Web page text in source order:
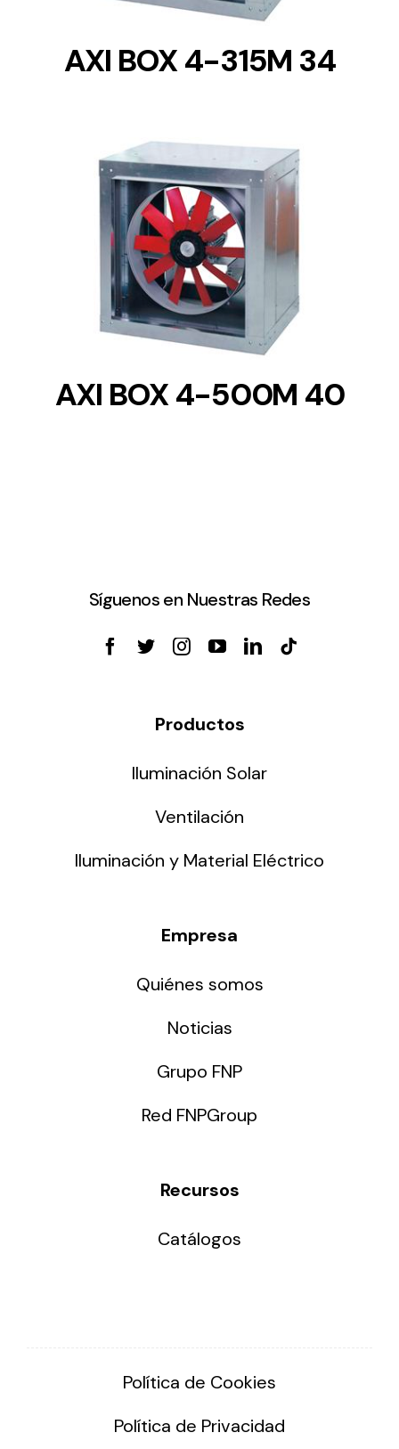
AXI BOX 4-315M 34
DETAILS
AXI BOX 4-500M 40
Síguenos en Nuestras Redes
Productos
Iluminación Solar
Ventilación
Iluminación y Material Eléctrico
Empresa
Quiénes somos
Noticias
Grupo FNP
Red FNPGroup
Recursos
Catálogos
Política de Cookies
Política de Privacidad